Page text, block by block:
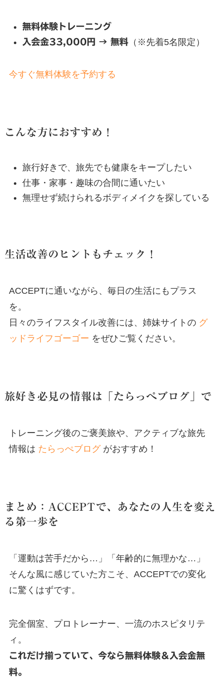
無料体験トレーニング
入会金33,000円 → 無料（※先着5名限定）
今すぐ無料体験を予約する
こんな方におすすめ！
旅行好きで、旅先でも健康をキープしたい
仕事・家事・趣味の合間に通いたい
無理せず続けられるボディメイクを探している
生活改善のヒントもチェック！
ACCEPTに通いながら、毎日の生活にもプラス
を。
日々のライフスタイル改善には、姉妹サイトの グ
ッドライフゴーゴー をぜひご覧ください。
旅好き必見の情報は「たらっぺブログ」で
トレーニング後のご褒美旅や、アクティブな旅先
情報は たらっぺブログがおすすめ！
まとめ：ACCEPTで、あなたの人生を変え
る第一歩を
「運動は苦手だから…」「年齢的に無理かな…」
そんな風に感じていた方こそ、ACCEPTでの変化
に驚くはずです。
完全個室、プロトレーナー、一流のホスピタリテ
ィ。
これだけ揃っていて、今なら無料体験＆入会金無
料。